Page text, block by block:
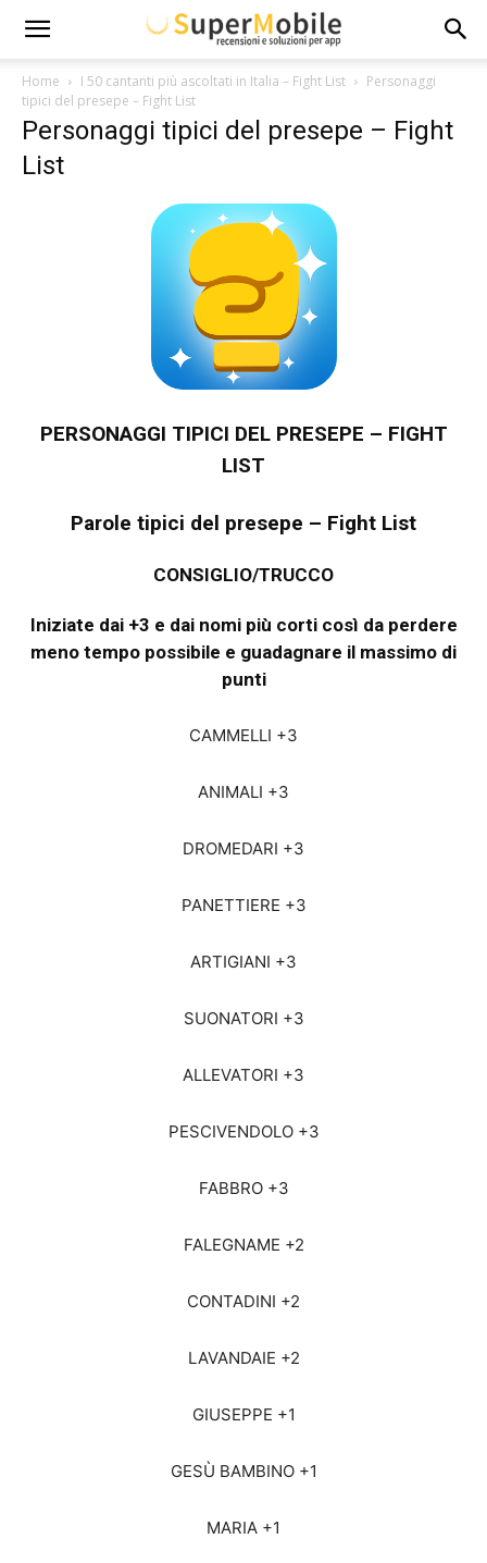
Super
Mobile
Home I 50 cantanti più ascoltati in Italia – Fight List
Personaggi
tipici del presepe – Fight List
Personaggi tipici del presepe – Fight
List
PERSONAGGI TIPICI DEL PRESEPE – FIGHT
LIST
Parole tipici del presepe – Fight List
CONSIGLIO/TRUCCO
Iniziate dai +3 e dai nomi più corti così da perdere
meno tempo possibile e guadagnare il massimo di
punti
CAMMELLI +3
ANIMALI +3
DROMEDARI +3
PANETTIERE +3
ARTIGIANI +3
SUONATORI +3
ALLEVATORI +3
PESCIVENDOLO +3
FABBRO +3
FALEGNAME +2
CONTADINI +2
LAVANDAIE +2
GIUSEPPE +1
GESÙ BAMBINO +1
MARIA +1